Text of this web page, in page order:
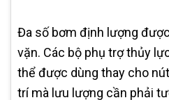
Đa số bơm định lượng
vặn. Các bộ phụ trợ thủy
thể được dùng thay cho
trí mà lưu lượng cần phải